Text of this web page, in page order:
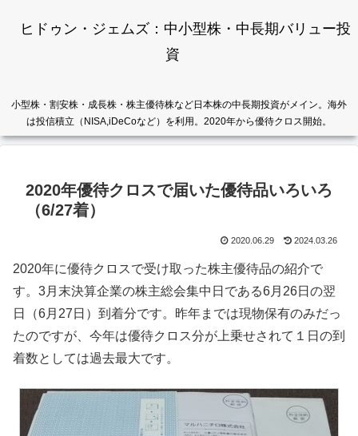
ヒドゥン・ジェムズ：中小型株・中長期バリュー投
資
小型株・割安株・成長株・株主優待株など日本株の中長期投資がメイン。海外
は投信積立（NISA,iDeCoなど）を利用。2020年から優待クロス開始。
2020年優待クロスで届いた優待品いろいろ
（6/27着）
2020.06.29 2024.03.26
2020年に優待クロスで受け取った株主優待品の紹介で
す。3月末決算企業の株主総会集中日である6月26日の翌
日（6月27日）到着分です。昨年までは現物保有のみだっ
たのですが、今年は優待クロス分が上乗せされて１日の到
着数としては過去最大です。